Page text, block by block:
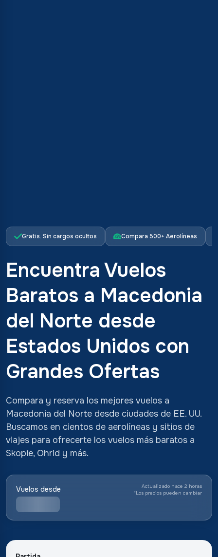
Gratis. Sin cargos ocultos Compara 500+ Aerolíneas
Encuentra Vuelos
Baratos a Macedonia
del Norte desde
Estados Unidos con
Grandes Ofertas
Compara y reserva los mejores vuelos a
Macedonia del Norte desde ciudades de EE. UU.
Buscamos en cientos de aerolíneas y sitios de
viajes para ofrecerte los vuelos más baratos a
Skopie, Ohrid y más.
Vuelos desde
Actualizado hace 2 horas
*Los precios pueden cambiar